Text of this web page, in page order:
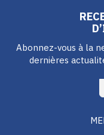
Abonnez-vous à la
dernières